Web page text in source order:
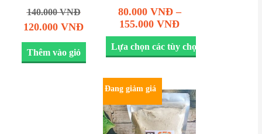
140.000VNĐ
120.000 VNĐ
Thêm vào giỏ
80.000 VNĐ–
155.000 VNĐ
Lựa chọn các tùy chọn
Đang giảm giá